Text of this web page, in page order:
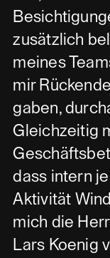
zusätzlich
meines
mir
gaben,
Gleichzeitig
dass intern
Aktivität
mich die
Lars Koenig